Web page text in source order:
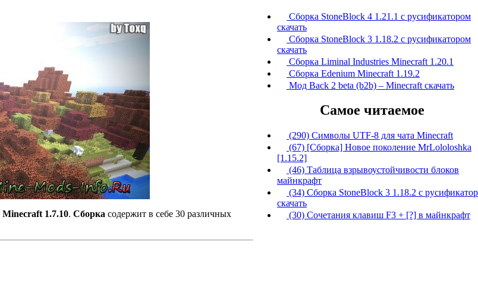
Minecraft 1.7.10. Сборка содержит в себе 30 различных
Сборка StoneBlock 4 1.21.1 с русификатором
скачать
Сборка StoneBlock 3 1.18.2 с русификатором
скачать
Сборка Liminal Industries Minecraft 1.20.1
Сборка Edenium Minecraft 1.19.2
Мод Back 2 beta (b2b) – Minecraft скачать
Самое читаемое
(290) Символы UTF-8 для чата Minecraft
(67) [Сборка] Новое поколение MrLololoshka
[1.15.2]
(46) Таблица взрывоустойчивости блоков
майнкрафт
(34) Сборка StoneBlock 3 1.18.2 с
скачать
(30) Сочетания клавиш F3 + [?] в майнкрафт